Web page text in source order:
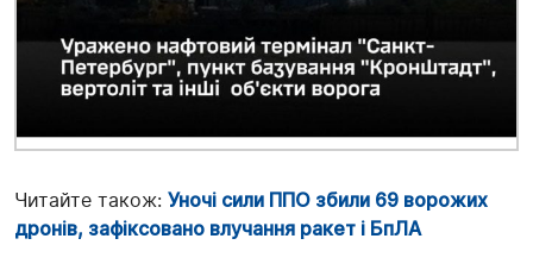
Читайте також: Уночі сили ППО збили 69 ворожих
дронів, зафіксовано влучання ракет і БпЛА